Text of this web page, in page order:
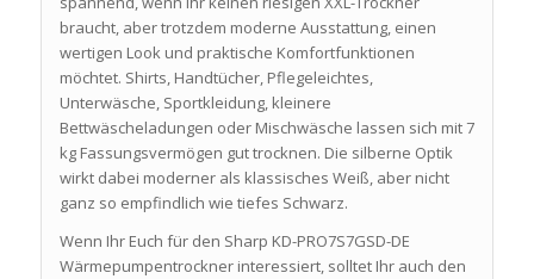
braucht, aber trotzdem moderne Ausstattung, einen
wertigen Look und praktische Komfortfunktionen
möchtet. Shirts, Handtücher, Pflegeleichtes,
Unterwäsche, Sportkleidung, kleinere
Bettwäscheladungen oder Mischwäsche lassen sich mit 7
kg Fassungsvermögen gut trocknen. Die silberne Optik
wirkt dabei moderner als klassisches Weiß, aber nicht
ganz so empfindlich wie tiefes Schwarz.
Wenn Ihr Euch für den Sharp KD-PRO7S7GSD-DE
Wärmepumpentrockner interessiert, solltet Ihr auch den